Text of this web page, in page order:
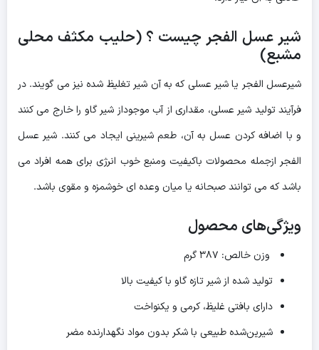
شیر عسل الفجر چیست ؟ (حلیب مکثف محلی
مشبع)
شیرعسل الفجر یا شیر عسلی که به آن شیر تغلیظ شده نیز می گویند. در
فرآیند تولید شیر عسلی، مقداری از آب موجوداز شیر گاو را خارج می کنند
و با اضافه کردن عسل به آن، طعم شیرینی ایجاد می کنند. شیر عسل
الفجر ازجمله محصولات باکیفیت ومنبع خوب انرژی برای همه افراد می
باشد که می توانند صبحانه یا میان وعده ای خوشمزه و مقوی باشد.
ویژگی‌های محصول
وزن خالص: ۳۸۷ گرم
تولید شده از شیر تازه گاو با کیفیت بالا
دارای بافتی غلیظ، کرمی و یکنواخت
شیرین‌شده طبیعی با شکر بدون مواد نگهدارنده مضر